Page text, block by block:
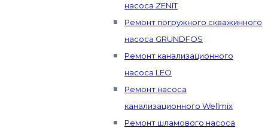
насоса ZENIT
Ремонт погружного скважинного
насоса GRUNDFOS
Ремонт канализационного
насоса LEO
Ремонт насоса
канализационного Wellmix
Ремонт шламового насоса